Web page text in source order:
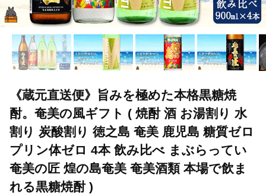
《蔵元直送便》旨みを極めた本格黒糖焼
酎。奄美の風ギフト ( 焼酎 酒 お湯割り 水
割り 炭酸割り 徳之島 奄美 鹿児島 糖質ゼロ
プリン体ゼロ 4本 飲み比べ まぶらってい
奄美の匠 煌の島奄美 奄美酒類 本場で飲ま
れる黒糖焼酎 )